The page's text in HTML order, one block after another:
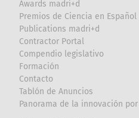
Awards madri+d
Premios de Ciencia en Español
Publications madri+d
Contractor Portal
Compendio legislativo
Formación
Contacto
Tablón de Anuncios
Panorama de la innovación